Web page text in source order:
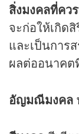
สิ่งมงคลที่คว
จะก่อให้เกิด
และเป็นการ
ผลต่ออนาค
อัญมณีมงคล